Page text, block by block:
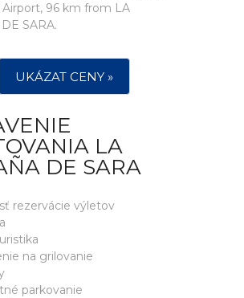
96 km from LA
SARA.
UKÁZAT CENY »
LA
DE SARA
rezervácie výletov
na grilovanie
parkovanie